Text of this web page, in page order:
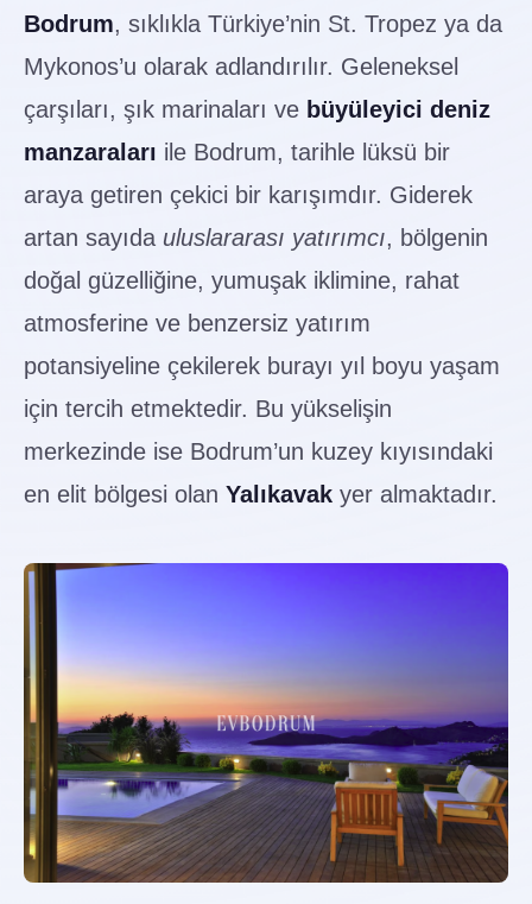
Bodrum, sıklıkla Türkiye’nin St. Tropez ya da
Mykonos’u olarak adlandırılır. Geleneksel
çarşıları, şık marinaları ve büyüleyici deniz
manzaraları ile Bodrum, tarihle lüksü bir
araya getiren çekici bir karışımdır. Giderek
artan sayıda uluslararası yatırımcı, bölgenin
doğal güzelliğine, yumuşak iklimine, rahat
atmosferine ve benzersiz yatırım
potansiyeline çekilerek burayı yıl boyu yaşam
için tercih etmektedir. Bu yükselişin
merkezinde ise Bodrum’un kuzey kıyısındaki
en elit bölgesi olan Yalıkavak yer almaktadır.